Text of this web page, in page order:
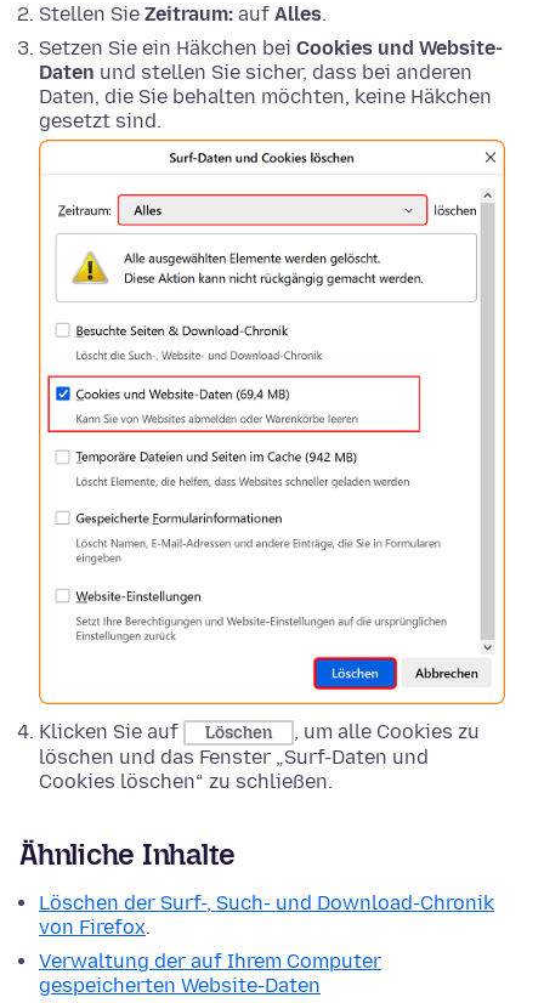
Stellen Sie Zeitraum: auf Alles.
Setzen Sie ein Häkchen bei Cookies und Website-
Daten und stellen Sie sicher, dass bei anderen
Daten, die Sie behalten möchten, keine Häkchen
gesetzt sind.
Klicken Sie auf Löschen
, um alle Cookies zu
löschen und das Fenster „Surf-Daten und
Cookies löschen“ zu schließen.
Ähnliche Inhalte
Löschen der Surf-, Such- und Download-Chronik
von Firefox.
Verwaltung der auf Ihrem Computer
gespeicherten Website-Daten